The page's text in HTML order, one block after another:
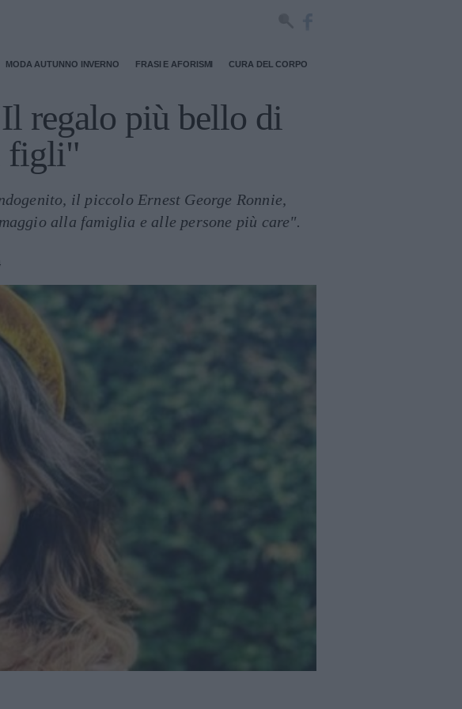
MODA AUTUNNO INVERNO FRASI E AFORISMI CURA DEL CORPO
regalo più bello di
figli"
il piccolo Ernest George Ronnie,
alla famiglia e alle persone più care".